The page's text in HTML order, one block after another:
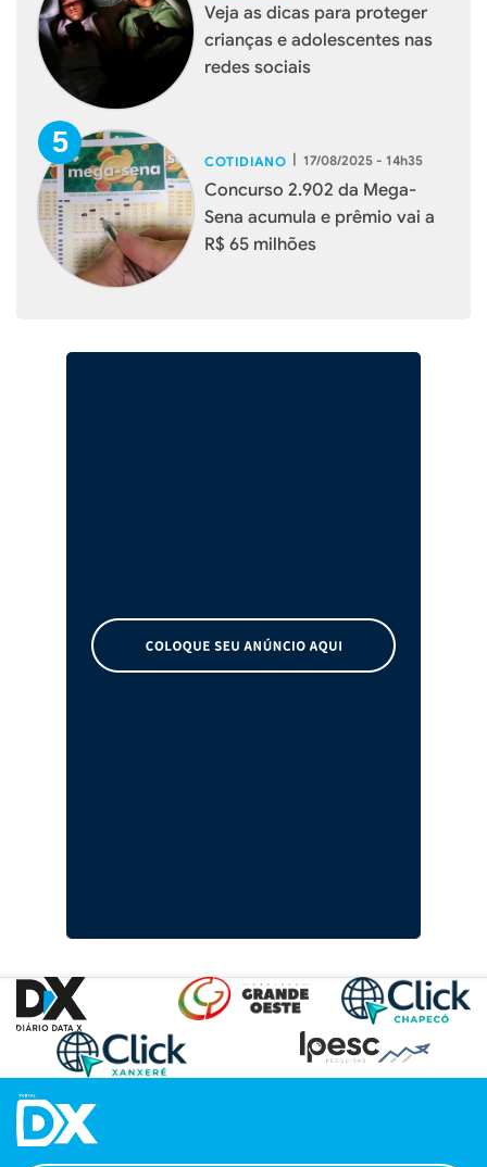
Veja as dicas para proteger
crianças e adolescentes nas
redes sociais
COTIDIANO | 17/08/2025 - 14h35
Concurso 2.902 da Mega-
Sena acumula e prêmio vai a
R$ 65 milhões